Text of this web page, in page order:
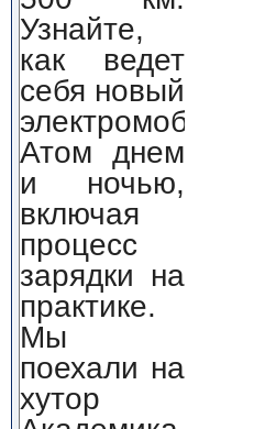
Узнайте,
как ведет
себя новый
электромобиль
Атом днем
и ночью,
включая
процесс
зарядки на
практике.
Мы
поехали на
хутор